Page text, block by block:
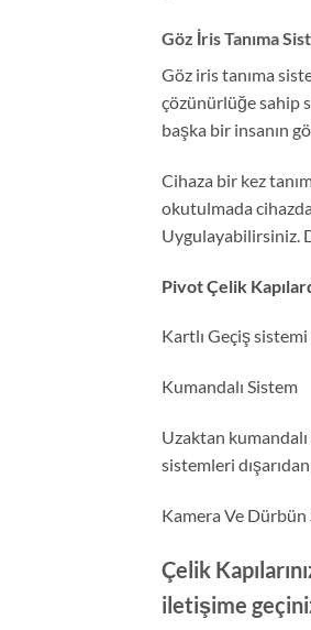
Göz İris Tanıma
Göz iris tanıma
çözünürlüğe sahip
başka bir insanın
Cihaza bir kez
okutulmada
Uygulayabilirsiniz.
Pivot Çelik
Kartlı Geçiş
Kumandalı Sistem
Uzaktan
sistemleri
Kamera Ve Dürbün
Çelik
iletişime